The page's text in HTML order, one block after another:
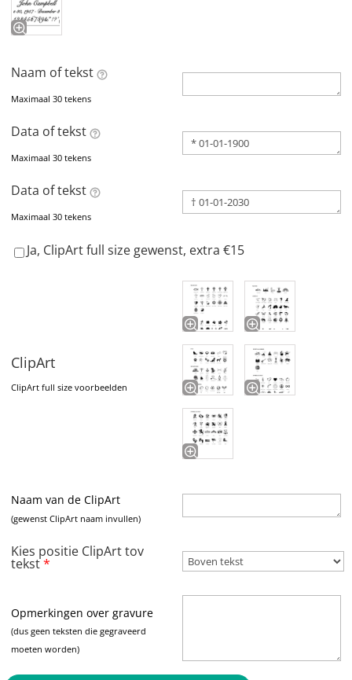
Naam of tekst
Maximaal 30 tekens
Data of tekst
Maximaal 30 tekens
Data of tekst
Maximaal 30 tekens
Ja, ClipArt full size gewenst, extra €15
ClipArt
ClipArt full size voorbeelden
Naam van de ClipArt
(gewenst ClipArt naam invullen)
Kies positie ClipArt tov
tekst*
Opmerkingen over gravure
(dus geen teksten die gegraveerd
moeten worden)